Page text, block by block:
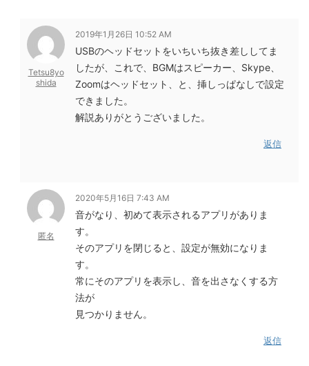
Tetsu8yo
shida
2019年1月26日 10:52 AM
USBのヘッドセットをいちいち抜き差ししてま
したが、これで、BGMはスピーカー、Skype、
Zoomはヘッドセット、と、挿しっぱなしで設定
できました。
解説ありがとうございました。
返信
匿名
2020年5月16日 7:43 AM
音がなり、初めて表示されるアプリがありま
す。
そのアプリを閉じると、設定が無効になりま
す。
常にそのアプリを表示し、音を出さなくする方
法が
見つかりません。
返信